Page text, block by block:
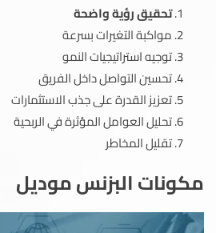
تحقيق رؤية واضحة
مواكبة التغيرات بسرعة
توجيه استراتيجيات النمو
تحسين التواصل داخل الفريق
تعزيز القدرة على جذب الاستثمارات
تحليل العوامل المؤثرة في الربحية
تقليل المخاطر
مكونات البزنس موديل